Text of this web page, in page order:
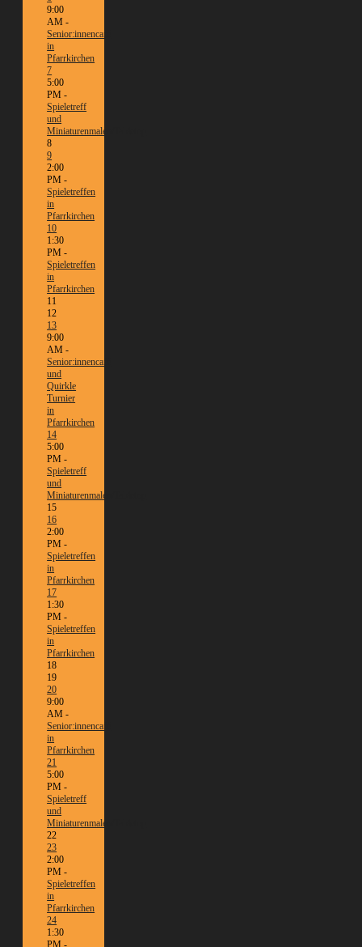
9:00
AM -
Senior:innencafé
in
Pfarrkirchen
7
5:00
PM -
Spieletreff
und
Miniaturenmalen/Tabletop
8
9
2:00
PM -
Spieletreffen
in
Pfarrkirchen
10
1:30
PM -
Spieletreffen
in
Pfarrkirchen
11
12
13
9:00
AM -
Senior:innencafé
und
Quirkle
Turnier
in
Pfarrkirchen
14
5:00
PM -
Spieletreff
und
Miniaturenmalen/Tabletop
15
16
2:00
PM -
Spieletreffen
in
Pfarrkirchen
17
1:30
PM -
Spieletreffen
in
Pfarrkirchen
18
19
20
9:00
AM -
Senior:innencafé
in
Pfarrkirchen
21
5:00
PM -
Spieletreff
und
Miniaturenmalen/Tabletop
22
23
2:00
PM -
Spieletreffen
in
Pfarrkirchen
24
1:30
PM -